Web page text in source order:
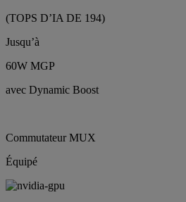
(TOPS D’IA DE 194)
Jusqu’à
60W MGP
avec Dynamic Boost
Commutateur MUX
Équipé